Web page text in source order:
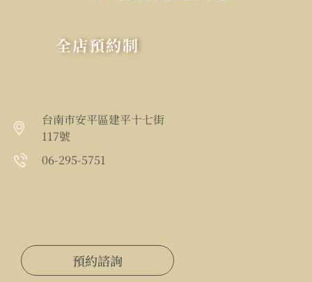
全店預約制
台南市安平區建平十七街
117號
06-295-5751
預約諮詢